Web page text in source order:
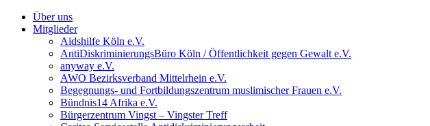
Über uns
Mitglieder
Aidshilfe Köln e.V.
AntiDiskriminierungsBüro Köln / Öffentlichkeit gegen Gewalt e.V.
anyway e.V.
AWO Bezirksverband Mittelrhein e.V.
Begegnungs- und Fortbildungszentrum muslimischer Frauen e.V.
Bündnis14 Afrika e.V.
Bürgerzentrum Vingst – Vingster Treff